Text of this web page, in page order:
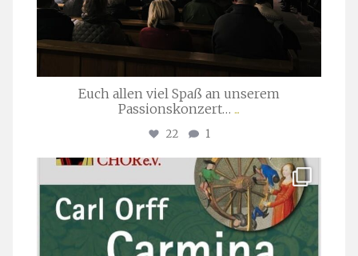
Euch allen viel Spaß an unserem
Passionskonzert… ...
22 1
stuttgarter_oratorienchor
Juli 22